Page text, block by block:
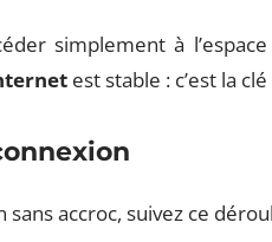
simplement à
est stable : c’est la
accroc, suivez ce